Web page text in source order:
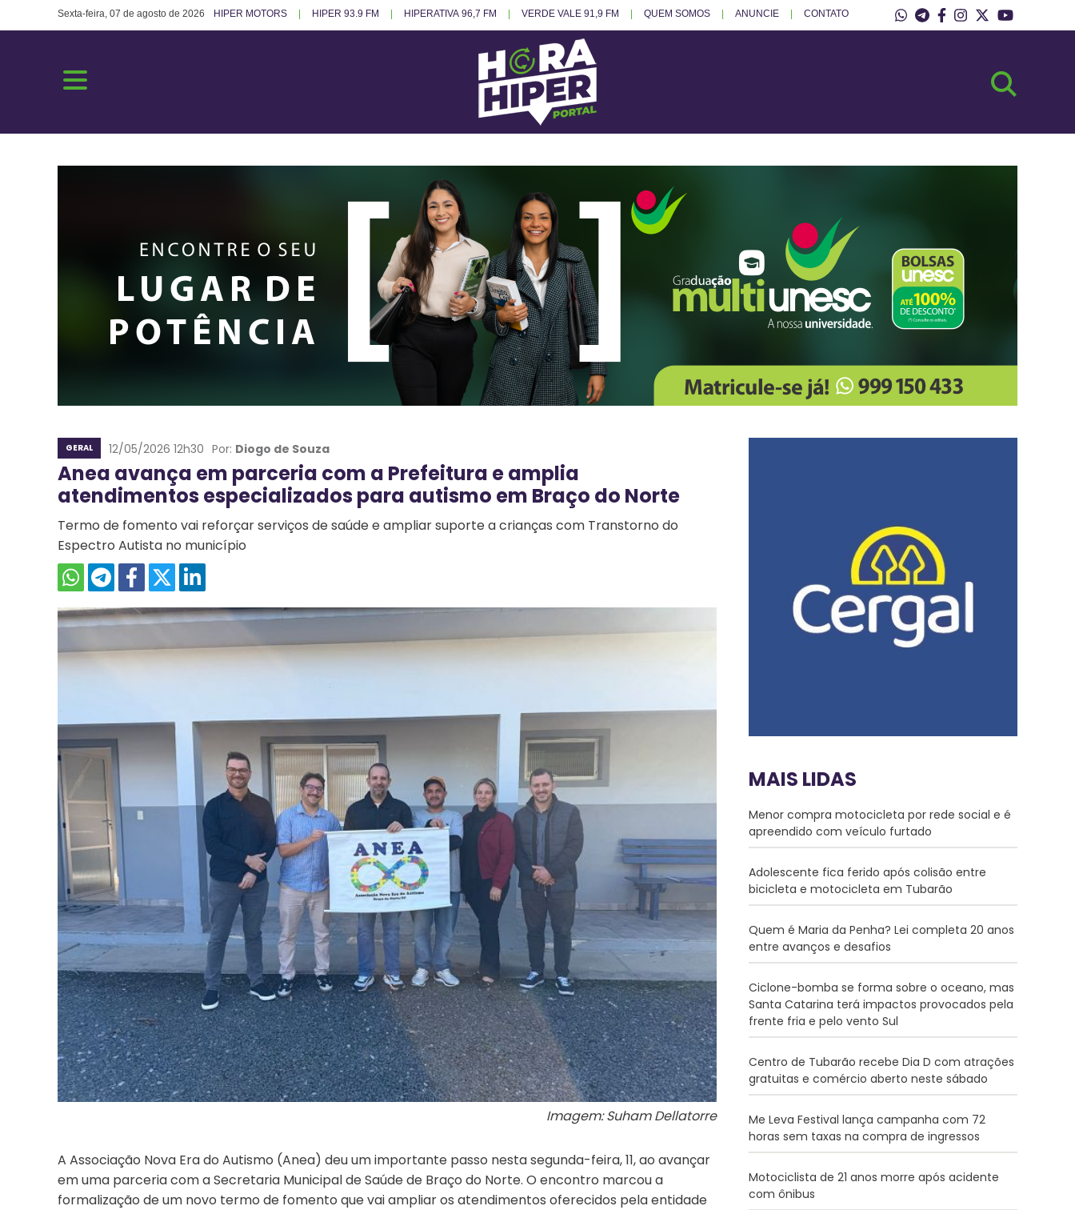
Sexta-feira, 07 de agosto de 2026 HIPER MOTORS HIPER 93.9 FM HIPERATIVA 96,7 FM VERDE VALE 91,9 FM QUEM SOMOS ANUNCIE CONTATO
GERAL 12/05/2026 12h30 Por: Diogo de Souza
Anea avança em parceria com a Prefeitura e amplia
atendimentos especializados para autismo em Braço do Norte
Termo de fomento vai reforçar serviços de saúde e ampliar suporte a crianças com Transtorno do
Espectro Autista no município
Imagem: Suham Dellatorre
A Associação Nova Era do Autismo (Anea) deu um importante passo nesta segunda-feira, 11, ao avançar
em uma parceria com a Secretaria Municipal de Saúde de Braço do Norte. O encontro marcou a
formalização de um novo termo de fomento que vai ampliar os atendimentos oferecidos pela entidade
MAIS LIDAS
Menor compra motocicleta por rede social e é
apreendido com veículo furtado
Adolescente fica ferido após colisão entre
bicicleta e motocicleta em Tubarão
Quem é Maria da Penha? Lei completa 20 anos
entre avanços e desafios
Ciclone-bomba se forma sobre o oceano, mas
Santa Catarina terá impactos provocados pela
frente fria e pelo vento Sul
Centro de Tubarão recebe Dia D com atrações
gratuitas e comércio aberto neste sábado
Me Leva Festival lança campanha com 72
horas sem taxas na compra de ingressos
Motociclista de 21 anos morre após acidente
com ônibus